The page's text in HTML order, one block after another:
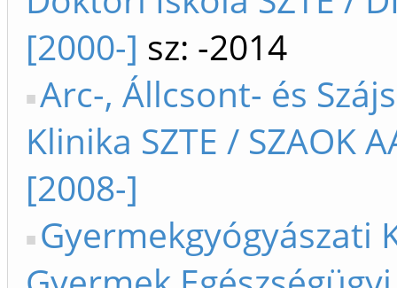
[2000-] sz: -2014
Arc-, Állcsont- és
Klinika SZTE / SZAOK
[2008-]
Gyermekgyógyászati